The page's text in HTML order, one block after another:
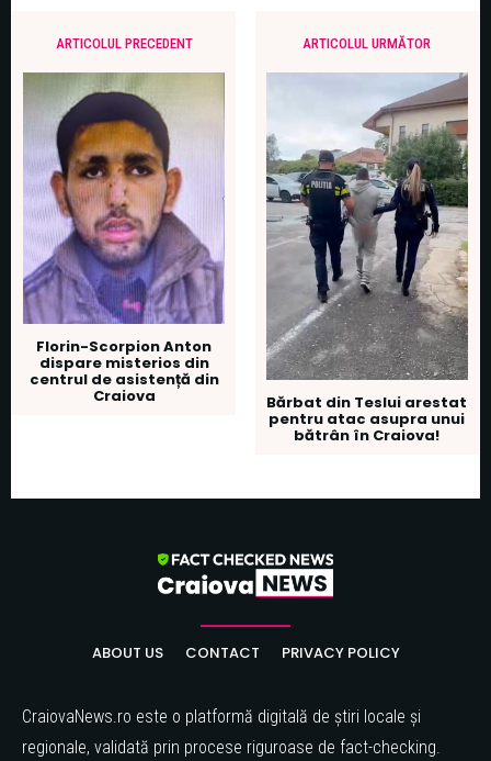
ARTICOLUL PRECEDENT
Florin-Scorpion Anton
dispare misterios din
centrul de asistență din
Craiova
ARTICOLUL URMĂTOR
Bărbat din Teslui arestat
pentru atac asupra unui
bătrân în Craiova!
ABOUT US CONTACT PRIVACY POLICY
CraiovaNews.ro este o platformă digitală de știri locale și
regionale, validată prin procese riguroase de fact-checking.